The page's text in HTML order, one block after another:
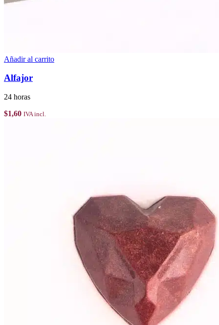
Añadir al carrito
Alfajor
24 horas
$1,60 IVA incl.